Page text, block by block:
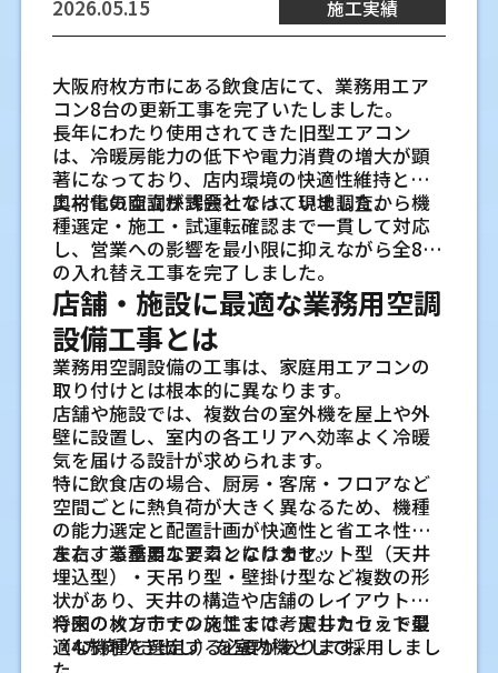
閉が必要です。天井に近すぎる位置や、家具の
真上に設置すると日常の手入れがしにくくな
ボックスや内部の確認が必要な場合がありま
す。脚立を置ける床の余白も含めて考えてお
くと、日々の管理がしやすくなります。
増設や部屋用途の変更を見据えた予備
配管の考え方
将来、子ども部屋を分ける、書斎として使
う、親世帯の部屋に変えるなど、部屋の使い
方が変わることがあります。その可能性があ
る部屋では、電源や配管の取り出し位置を検
討しておく方法もあります。予備配管は条件
により向き不向きがあるため、点検できる
か、排水が取れるか、将来の機種に対応しや
すいかを確認して判断します。
奥村電気空調株式会社が新築戸
建ての配管ルート設計で大切に
していること
奥村電気空調株式会社で私が大切にしている
のは、図面上のきれいさだけでなく、実際に
住み始めてからの使いやすさまで見ることで
す。エアコン配管は完成後に見えにくくなる
部分もあるため、早めの確認と現場での丁寧
ともあります。
大切さ
運転中の異音、風量の低下、におい、水漏れ
は、設備の不調を知らせるサインです。水漏
れはドレン排水の詰まりや勾配不良、汚れの
蓄積が関係する場合があります。異音はファ
ンや部品の摩耗、取り付け部の振動が原因に
なることがあります。小さな変化の段階で確
認しておくと、停止時間を抑えるための対応
を取りやすくなります。
フロン排出抑制法に関わる簡易点検の
考え方
業務用エアコンには、フロン排出抑制法に基
づく点検が関係します。管理者は、機器の種
類や能力に応じて簡易点検や定期点検を行う
必要があります。簡易点検では、異常な音、
外観の損傷、油にじみ、冷暖房の効きなどを
確認します。記録を残しておくことも大切で
す。法令に関わる点は、設備の管理責任とし
て早めに整理しておくと安心です。
季節の切り替わり前に運転状態を確認
すること
夏や冬の本格稼働が始まってから不調に気づ
か、露出でまとめるのかによって、室内の仕
上がりや工事範囲も変わります。
古い機器の撤去やフロン類回収の対応
も確認します
既存機器を外す場合は、撤去作業とフロン類
の回収が必要です。業務用エアコンでは、法
令に沿った扱いが求められます。撤去した機
器の搬出経路、保管場所、処分の流れまで確
認しておくと、工事当日の段取りが分かりや
すくなります。
将来の席替えや間仕切り変更も見据え
て考えます
オフィスは、社員数の変化や部署の移動に合
わせてレイアウトが変わることがあります。
今の席だけに合わせすぎると、間仕切り変更
後に風が届きにくくなる場合があります。将
来の使い方がある程度決まっているなら、吹
き出し方向や点検位置も含めて相談しておく
と安心です。
奥村電気空調株式会社が大切に
しているオフィスエアコン工事
奥村電気空調株式会社では、オフィスの使い
方と建物の条件を見ながら、業務用エアコン
が必要です。
利用可否を確認する流れ
入れ替え工事では、既存の冷媒配管を再利用
できるか確認します。配管の長さ、太さ、劣
化の状態、過去に使っていた冷媒の種類が判
断材料になります。再利用できる場合でも、気
密試験や洗浄などの確認が必要になることが
あります。使えるものを残す判断と、交換すべ
き部分を見分ける判断の両方が大切です。
施設の用途によって変わる空調
配置の判断基準
同じ業務用エアコンでも、オフィス、工場、
飲食店、新築戸建てでは見るべき点が変わり
ます。空間の用途が違えば、人の動き、発熱す
る設備、求める温度の安定性も変わります。
設置前には、部屋の形だけでなく、そこで何
をする場所なのかを整理します。
会社オフィスでは席の配置と風向きを
合わせて考える
会社オフィスでは、デスクの位置、会議室の
使い方、コピー機やサーバーの場所を確認し
ます。長時間座る席に風が当たり続けないよ
交換後の不具合を避けるための
チェック項目
交換が終わったあとも、設置まわりの状態を
保つことで、機器に余分な負担をかけにくく
なります。日常的に見られる部分と、専門業者
へ相談したほうがよい部分を分けて考えると
管理しやすくなります。
冷媒配管やドレンホースの施工状態を
確認する
配管カバーが外れていないか、断熱材が露出
していないか、ドレンホースが折れていない
かを時々見ておくとよいです。外部に出てい
る部分は、日差しや雨風で劣化することがあ
ります。水が流れる先にごみや土が詰まって
いないかも確認しておくと、排水不良の予防
につながります。
室外機まわりの風通しを保つ
室外機の前に荷物を置くと、熱を逃がしにく
くなります。夏は排熱、冬は熱交換を行うた
め、吸い込み口と吹き出し口のまわりには空
間が必要です。落ち葉やほこりがたまりやす
い場所では、運転前に周辺を確認しておくと
安心です。
フィルター清掃や点検で運転状態を保
室外機の搬入経路と設置スペース
経路の確認が重要です。階段、通路幅、屋上
への出入口、エレベーターの寸法によって
は、搬入方法を工夫する必要があります。設
置後は、周囲に排熱と点検のための空間も必
要です。壁際やベランダに置く場合は、近隣
への風向きや音の伝わり方も確認します。
ドレン排水の勾配と水漏れ対策
冷房時には室内機から結露水が出るため、ド
レン排水の経路を確保します。排水管に十分
な勾配がないと、水が流れにくくなり、水漏
れの原因になる場合があります。天井裏を通
す場合は、点検しやすい位置や結露防止の処
理も大切です。入れ替え時には、既存の排水
経路が新しい機器に合うかを確認します。
奥村電気空調株式会社が行う店
舗エアコン工事
奥村電気空調株式会社では、店舗の新設や入
れ替えに伴う業務用エアコン工事に対応して
います。現地の状況を確認し、機器の種類や
配置、配管ルートを店舗の使い方に合わせて
考えます。空調設備は工事後も使い続けるも
のなので、施工時だけでなく、その後の点検
工事の流れを事前に把握しておくと、社内や
機器を外して付けるだけではなく、確認、撤
去、取り付け、試運転、法令に関わる対応ま
で含めて進みます。
既存機器の確認から機種選定までの進
め方
まず既存機器の型番、能力、設置年数、使用
状況を確認します。そのうえで、現場の広さや
用途に合う機種を選びます。既存機器と同じ
能力でよいか、部屋の使い方が変わっていな
いかを見直すことも大切です。
撤去と新しい機器の取り付けで行う作
業
工事では、既存の室内機と室外機を取り外
し、配管や電源まわりの状態を確認します。
新しい機器を設置した後は、配管接続、排水
接続、電気配線、固定状態の確認を行いま
す。天井材や周辺設備を傷めない配慮も必要
です。
試運転で確認する冷暖房や排水の状態
取り付け後は、冷房と暖房の運転、風量、異
音、振動、リモコン表示を確認します。加え
て、ドレン水が正しく流れるかも見ます。試運
壁掛形や床置形は、小規模な事務所や限られ
たスペースで使用されることがあります。天
物への導入にも対応しやすいタイプです。
また、床置形は天井高が高い空間や、壁面に
設置スペースを確保しにくい現場で採用され
る場合があります。設置場所に応じて柔軟に
対応できる点が特徴です。
こうした機種は比較的施工しやすい一方で、
配管ルートや室外機の位置によって使い勝手
が変わるため、事前の現地確認が重要になり
ます。
奥村電気空調株式会社が行う業
務用エアコン工事の特徴
業務用エアコン工事では、現場ごとに異なる
条件へ柔軟に対応することが求められます。
建物の構造や使用環境によって必要な施工内
容が変わるため、事前確認から施工後の管理
まで一貫して対応できる体制が重要です。奥
村電気空調株式会社では、現地調査から保守
までを含めた空調工事を行っています。
設計から施工まで一貫対応できる体制
空調工事では、設計と施工が分かれている
と、現場ごとの情報共有に時間がかかること
2026.05.15
施工実績
大阪府枚方市にある飲食店にて、業務用エア
コン8台の更新工事を完了いたしました。
長年にわたり使用されてきた旧型エアコン
は、冷暖房能力の低下や電力消費の増大が顕
著になっており、店内環境の快適性維持と省
エネ化の両立が課題となっていました。
奥村電気空調株式会社では、現地調査から機
種選定・施工・試運転確認まで一貫して対応
し、営業への影響を最小限に抑えながら全8台
の入れ替え工事を完了しました。
店舗・施設に最適な業務用空調
設備工事とは
業務用空調設備の工事は、家庭用エアコンの
取り付けとは根本的に異なります。
店舗や施設では、複数台の室外機を屋上や外
壁に設置し、室内の各エリアへ効率よく冷暖
気を届ける設計が求められます。
特に飲食店の場合、厨房・客席・フロアなど
空間ごとに熱負荷が大きく異なるため、機種
の能力選定と配置計画が快適性と省エネ性を
左右する重要な要素となります。
また、業務用エアコンにはカセット型（天井
埋込型）・天吊り型・壁掛け型など複数の形
状があり、天井の構造や店舗のレイアウト、
将来のメンテナンス性まで考慮したうえで最
適な機種を選定する必要があります。
今回の枚方市での施工では、天井カセット型
（4方向吹き出し）を室内機として採用しまし